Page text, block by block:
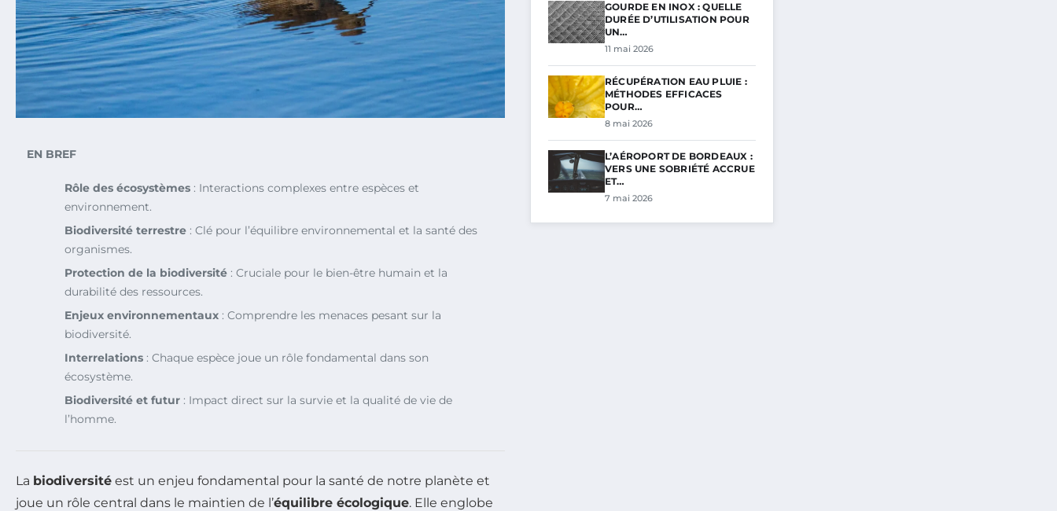
EN BREF
Rôle des écosystèmes : Interactions complexes entre espèces et
environnement.
Biodiversité terrestre : Clé pour l’équilibre environnemental et la santé des
organismes.
Protection de la biodiversité : Cruciale pour le bien-être humain et la
durabilité des ressources.
Enjeux environnementaux : Comprendre les menaces pesant sur la
biodiversité.
Interrelations : Chaque espèce joue un rôle fondamental dans son
écosystème.
Biodiversité et futur : Impact direct sur la survie et la qualité de vie de
l’homme.
La biodiversité est un enjeu fondamental pour la santé de notre planète et
joue un rôle central dans le maintien de l’équilibre écologique. Elle englobe
GOURDE EN INOX : QUELLE
DURÉE D’UTILISATION POUR
UN…
11 mai 2026
RÉCUPÉRATION EAU PLUIE :
MÉTHODES EFFICACES
POUR…
8 mai 2026
L’AÉROPORT DE BORDEAUX :
VERS UNE SOBRIÉTÉ ACCRUE
ET…
7 mai 2026